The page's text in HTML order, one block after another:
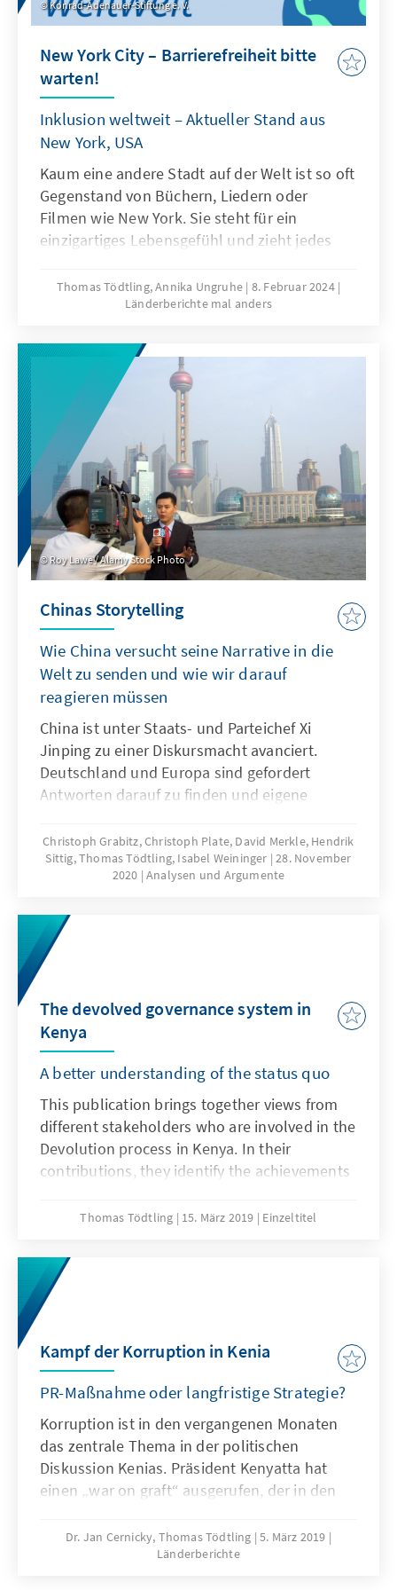
Konrad-Adenauer-Stiftung e. V.
New York City – Barrierefreiheit bitte
warten!
Inklusion weltweit – Aktueller Stand aus
New York, USA
Kaum eine andere Stadt auf der Welt ist so oft
Gegenstand von Büchern, Liedern oder
Filmen wie New York. Sie steht für ein
einzigartiges Lebensgefühl und zieht jedes
einige Tage dieses Gefühl greifen möchten
oder die hier auf Dauer ihr Glück versuchen.
Länderbericht einer ganz anderen Frage
nachgegangen: Wie ist es eigentlich um die
Inklusion von Menschen mit Behinderung
bestellt? Wir haben uns dazu den öffentlichen
Ver-kehr und den Bildungsbereich im Empire
State genauer angesehen.
Thomas Tödtling, Annika Ungruhe 8. Februar 2024
Länderberichte mal anders
Roy Lawe / Alamy Stock Photo
Chinas Storytelling
Wie China versucht seine Narrative in die
Welt zu senden und wie wir darauf
reagieren müssen
China ist unter Staats- und Parteichef Xi
Jinping zu einer Diskursmacht avanciert.
Deutschland und Europa sind gefordert
Antworten darauf zu finden und eigene
Christoph Grabitz, Christoph Plate, David Merkle, Hendrik
Sittig, Thomas Tödtling, Isabel Weininger 28. November
2020 Analysen und Argumente
The devolved governance system in
Kenya
A better understanding of the status quo
This publication brings together views from
different stakeholders who are involved in the
Devolution process in Kenya. In their
contributions, they identify the achievements
to Devolution in the country and give
can be met. The booklet should contribute to
a better understanding of the current status
of Devolution, its challenges and their
Thomas Tödtling 15. März 2019 Einzeltitel
Kampf der Korruption in Kenia
PR-Maßnahme oder langfristige Strategie?
Korruption ist in den vergangenen Monaten
das zentrale Thema in der politischen
Diskussion Kenias. Präsident Kenyatta hat
einen „war on graft“ ausgerufen, der in den
letzten Amtszeit verstanden wird.
Öffentlichkeitswirksam wurden illegal
Dr. Jan Cernicky, Thomas Tödtling 5. März 2019
Länderberichte